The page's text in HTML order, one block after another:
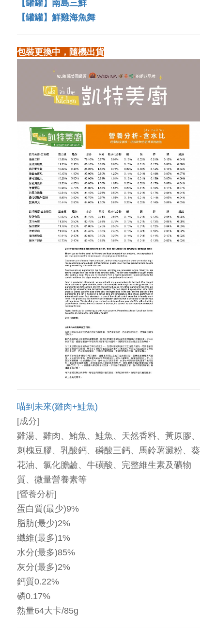
【罐罐】南島三鮮
【罐罐】鮮雞海魚舞
包裝更換中，隨機出貨
喵到未來(雞肉+鮭魚)
[成分]
雞湯、雞肉、鮪魚、鮭魚、天然香料、黃原膠、
刺槐豆膠、乳酸鈣、磷酸三鈣、馬鈴薯澱粉、葵
花油、氯化膽鹼、牛磺酸、完整維生素及礦物
質、微量營養素等
[營養分析]
蛋白質(最少)9%
脂肪(最少)2%
纖維(最多)1%
水分(最多)85%
灰分(最多)2%
鈣質0.22%
磷0.17%
熱量64大卡/85g